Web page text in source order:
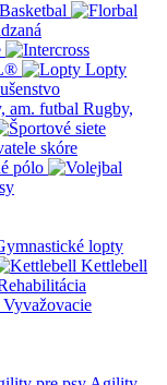
Basketbal
Lopty
Rugby,
pólo
lopty
Kettlebell
Vyvažovacie